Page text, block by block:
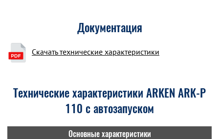
Документация
Скачать технические характеристики
Технические характеристики ARKEN ARK-P
110 с автозапуском
Основные характеристики